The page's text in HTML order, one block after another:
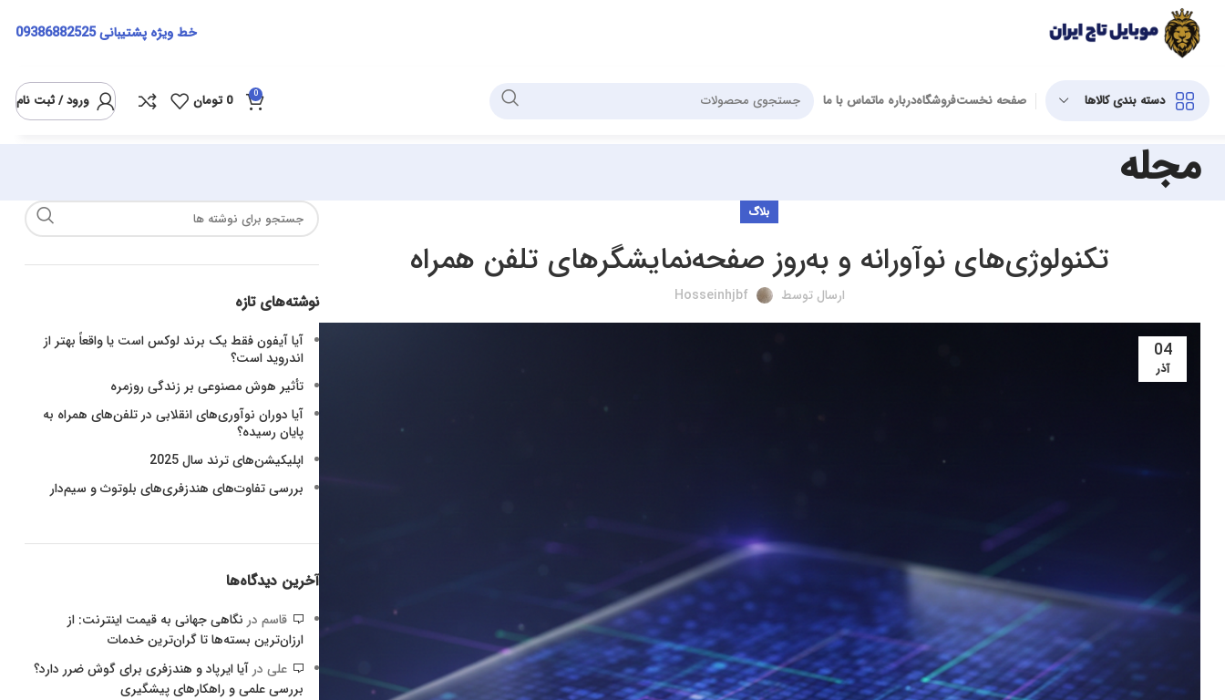
خط ویژه پشتیبانی09386882525
دسته بندی کالاها صفحه نخستفروشگاهدرباره ماتماس با ما 0
0 تومان ورود / ثبت نام
مجله
بلاگ
تکنولوژی‌های نوآورانه و به‌روز صفحه‌نمایشگرهای تلفن همراه
ارسال توسط Hosseinhjbf
04
آذر
نوشته‌های تازه
آیا آیفون فقط یک برند لوکس است یا واقعاً بهتر از
اندروید است؟
تأثیر هوش مصنوعی بر زندگی روزمره
آیا دوران نوآوری‌های انقلابی در تلفن‌های همراه به
پایان رسیده؟
اپلیکیشن‌های ترند سال 2025
بررسی تفاوت‌های هندزفری‌های بلوتوث و سیم‌دار
آخرین دیدگاه‌ها
قاسم در نگاهی جهانی به قیمت اینترنت: از
ارزان‌ترین بسته‌ها تا گران‌ترین خدمات
علی درآیا ایرپاد و هندزفری برای گوش ضرر دارد؟
بررسی علمی و راهکارهای پیشگیری